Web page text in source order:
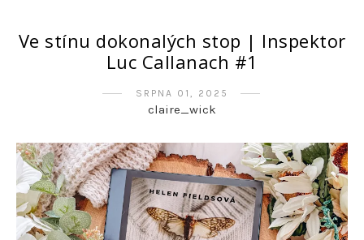
Ve stínu dokonalých stop | Inspektor
Luc Callanach #1
SRPNA 01, 2025
claire_wick